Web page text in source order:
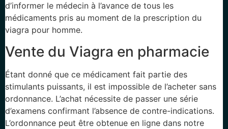
d’informer le médecin à l’avance de tous les
médicaments pris au moment de la prescription du
viagra pour homme.
Vente du Viagra en pharmacie
Étant donné que ce médicament fait partie des
stimulants puissants, il est impossible de l’acheter sans
ordonnance. L’achat nécessite de passer une série
d’examens confirmant l’absence de contre-indications.
L’ordonnance peut être obtenue en ligne dans notre